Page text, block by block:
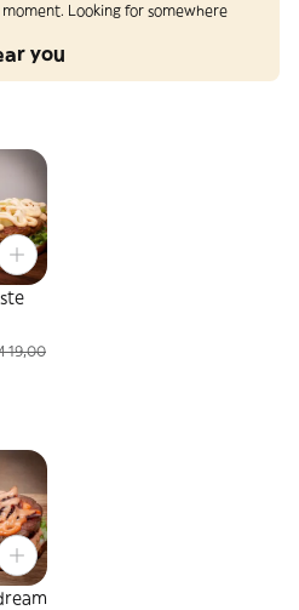
Looking for somewhere
you
19,00